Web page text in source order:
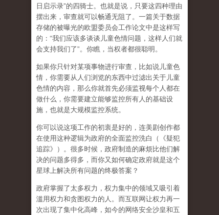
日启示录”的四骑士。也就是说，只要这四种理由
摆出来，审查就可以畅通无阻了。一篇关于数据
存储的被曝光的欧盟委员会工作论文中是这样写
的：“我们应该多谈谈儿童色情问题，这样人们就
会支持我们了”。你瞧，当权者都很聪明。
如果你只针对某项事物进行审查，比如说儿童色
情，你需要从人们浏览的东西中过滤出关于儿童
色情的内容，那么你就首先必须监视每个人都在
做什么，你需要建立能够监控所有人的基础设
施，也就是大规模监控系统。
你可以说这项工作的初衷是好的，连美剧创作都
在使用这种逻辑为政府的全面监控洗白（《疑犯
追踪》）。 很多时候，政府制造的麻烦比他们解
决的问题多得多，而你又如何确定政府就是这个
星球上解决所有问题的终极答案？
政府掌握了太多权力，权力集中的领域又吸引着
滥用权力和贪图权力的人。而互联网让权力再一
次出现了集中化高峰， 如今的网络安全沙皇和五